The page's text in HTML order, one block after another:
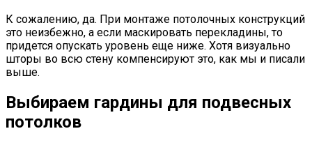
К сожалению, да. При монтаже потолочных конструкций
это неизбежно, а если маскировать перекладины, то
придется опускать уровень еще ниже. Хотя визуально
шторы во всю стену компенсируют это, как мы и писали
выше.
Выбираем гардины для подвесных
потолков